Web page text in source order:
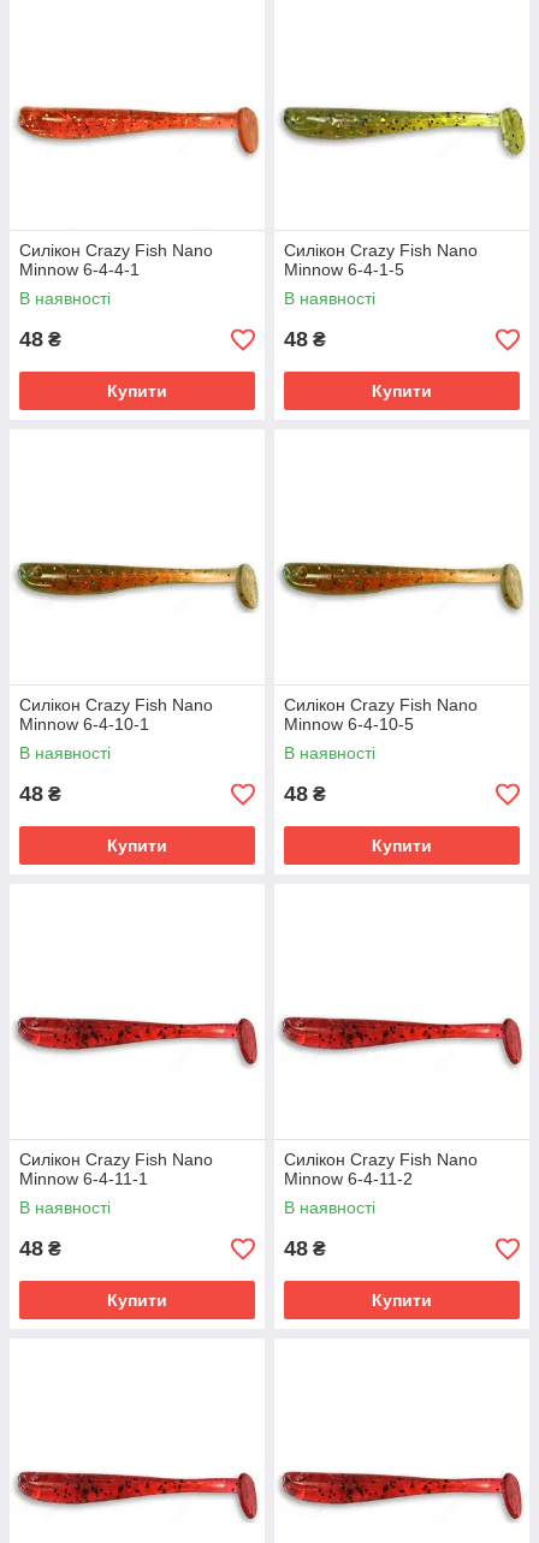
Силікон Crazy Fish Nano
Minnow 6-4-4-1
В наявності
48 ₴
Купити
Силікон Crazy Fish Nano
Minnow 6-4-1-5
В наявності
48 ₴
Купити
Силікон Crazy Fish Nano
Minnow 6-4-10-1
В наявності
48 ₴
Купити
Силікон Crazy Fish Nano
Minnow 6-4-10-5
В наявності
48 ₴
Купити
Силікон Crazy Fish Nano
Minnow 6-4-11-1
В наявності
48 ₴
Купити
Силікон Crazy Fish Nano
Minnow 6-4-11-2
В наявності
48 ₴
Купити